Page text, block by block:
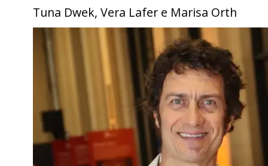
Tuna Dwek, Vera Lafer e Marisa Orth